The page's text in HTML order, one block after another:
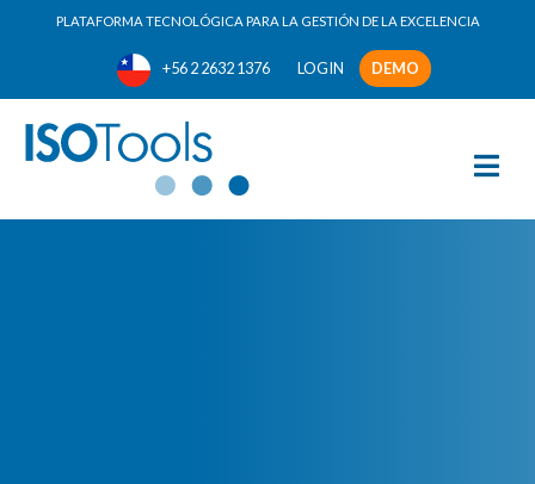
PLATAFORMA TECNOLÓGICA PARA LA GESTIÓN DE LA EXCELENCIA
+56 2 2632 1376 LOGIN DEMO